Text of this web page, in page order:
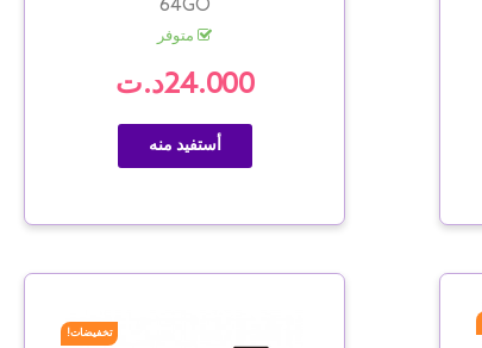
64GO
متوفر
24.000د.ت
أستفيد منه
تخفيضات!